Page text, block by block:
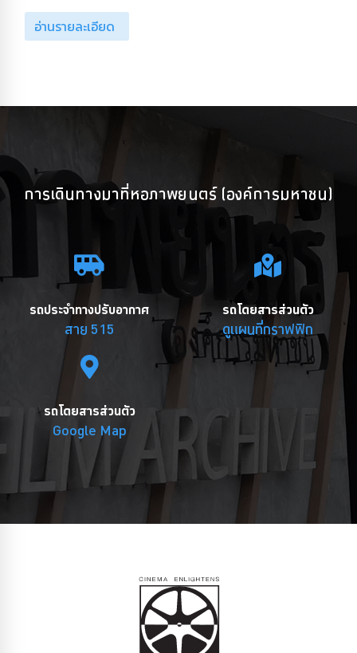
อ่านรายละเอียด
การเดินทางมาที่หอภาพยนตร์ (องค์การมหาชน)
รถประจำทางปรับอากาศ
สาย 515
รถโดยสารส่วนตัว
ดูแผนที่กราฟฟิก
รถโดยสารส่วนตัว
Google Map